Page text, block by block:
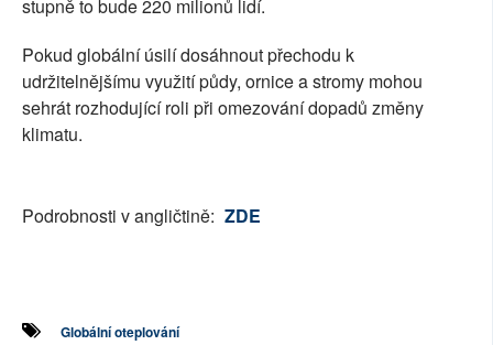
stupně to bude 220 milionů lidí.
Pokud globální úsilí dosáhnout přechodu k
udržitelnějšímu využití půdy, ornice a stromy mohou
sehrát rozhodující roli při omezování dopadů změny
klimatu.
Podrobnosti v angličtině: ZDE
Globální oteplování